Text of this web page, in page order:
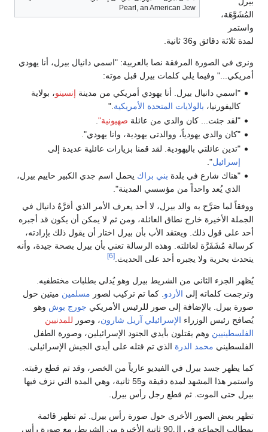
Pearl, an American Jew
المُشَوَّهَة،
واستمر
لمدة ثلاثة دقائق و36 ثانية.
ونرى في الصورة المرفقة نصا بالعربية: "اسمي دانيال بيرل، أنا يهودي
أمريكي..." وفيما يلي كلمات بيرل قبل موته:
"اسمي دانيال بيرل. أنا يهودي أمريكي من مدينة إنسينو، بولاية
كاليفورنيا، بالولايات المتحدة الأمريكية."
"لقد جئت... كان والدي من عائلة صهيونية"
"كان والدي يهودياً، ووالدتى يهودية، وانا يهودي".
"تدين عائلتي باليهودية. لقد قمنا بزيارات عائلية عديدة إلى
إسرائيل".
"هناك شارع في بلدة بني براك يحمل اسم جدي الكبير حاييم بيرل،
الذي يُعد واحداً من مؤسسي المدينة".
ووفقاً لما صَرَّح به والد بيرل، لا أحد يعرف الأمر الذي أقرَّهٌ دانيال في
الجملة الأخيرة خارج نطاق العائلة، ومن ثم لا يمكن أن يكون قد أجبره
أحد على قول ذلك. ويعتقد الأب بأن بيرل اختار أن يقول ذلك بإرادته،
كرسالة مُشَفَرَّة لعائلته. وهذه الرسالة تعني بأن بيرل بصحة جيدة، وأنه
يتحدث بحرية ولا يجبره أحد على الحديث. [6]
يُظهر الجزء الثاني من الشريط بيرل وهو يُدلي بطلبات مختطفيه.
وترجمت كلماته إلى الأردو . كما تم تركيب لصور مسلمين ميتين حول
صورة بيرل. بالإضافة إلى صور للرئيس الأمريكي جورج بوش وهو
يُصافح رئيس الوزراء الإسرائيلي آريل شارون، وصور للمدنيين
الفلسطينيين وهم يقتلون بأيدي الجنود الإسرائيلين، وصورة الطفل
الفلسطيني محمد الدرة الذي تم قتله على أيدي الجيش الإسرائيلي.
كما يظهر جسد بيرل في الفيديو عارياً من الخصر، وقد تم قطع رقبته.
واستمر هذا المشهد لمدة دقيقة و55 ثانية، وهي المدة التي نزف فيها
بيرل حتى الموت. ثم قطع رجل رأس بيرل.
تظهر بعض الصور الأخرى حول صورة رأس بيرل. ثم تظهر قائمة
بمطالب الجماعة في ال90 ثانية الأخيرة من الشريط، مع صورة رأس